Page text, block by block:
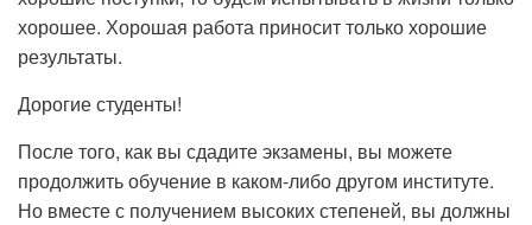
хорошее. Хорошая работа приносит только хорошие
результаты.
Дорогие студенты!
После того, как вы сдадите экзамены, вы можете
продолжить обучение в каком-либо другом институте.
Но вместе с получением высоких степеней, вы должны